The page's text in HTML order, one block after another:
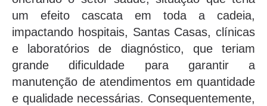
um efeito cascata em toda a cadeia,
impactando hospitais, Santas Casas, clínicas
e laboratórios de diagnóstico, que teriam
grande dificuldade para garantir a
manutenção de atendimentos em quantidade
e qualidade necessárias. Consequentemente,